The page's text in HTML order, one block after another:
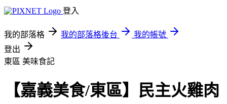
登入
我的部落格 我的部落格後台
我的帳號
登出
東區 美味食記
【嘉義美食/東區】民主火雞肉